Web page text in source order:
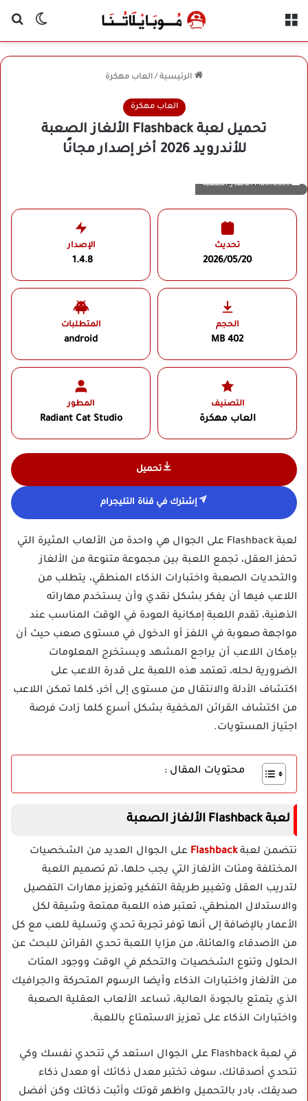
الوضع
الرئيسية / العاب مهكرة
العاب مهكرة
تحميل لعبة Flashback الألغاز الصعبة
للأندرويد 2026 أخر إصدار مجانًا
Flashback الألغاز الصعبة
تحديث
2026/05/20
الإصدار
1.4.8
الحجم
402 MB
المتطلبات
android
التصنيف
العاب مهكرة
المطور
Radiant Cat Studio‏
تحميل
إشترك في قناة التليجرام
لعبة Flashback على الجوال هي واحدة من الألعاب المثيرة التي
تحفز العقل، تجمع اللعبة بين مجموعة متنوعة من الألغاز
والتحديات الصعبة واختبارات الذكاء المنطقي، يتطلب من
اللاعب فيها أن يفكر بشكل نقدي وأن يستخدم مهاراته
الذهنية، تقدم اللعبة إمكانية العودة في الوقت المناسب عند
مواجهة صعوبة في اللغز أو الدخول في مستوى صعب حيث أن
بإمكان اللاعب أن يراجع المشهد ويستخرج المعلومات
الضرورية لحله، تعتمد هذه اللعبة على قدرة اللاعب على
اكتشاف الأدلة والانتقال من مستوى إلى آخر، كلما تمكن اللاعب
من اكتشاف القرائن المخفية بشكل أسرع كلما زادت فرصة
اجتياز المستويات.
محتويات المقال :
لعبة Flashback الألغاز الصعبة
تتضمن لعبةFlashback على الجوال العديد من الشخصيات
المختلفة ومئات الألغاز التي يجب حلها، تم تصميم اللعبة
لتدريب العقل وتغيير طريقة التفكير وتعزيز مهارات التفصيل
والاستدلال المنطقي، تعتبر هذه اللعبة ممتعة وشيقة لكل
الأعمار بالإضافة إلى أنها توفر تجربة تحدي وتسلية للعب مع كل
من الأصدقاء والعائلة، من مزايا اللعبة تحدي القرائن للبحث عن
الحلول وتنوع الشخصيات والتحكم في الوقت ووجود المئات
من الألغاز واختبارات الذكاء وأيضا الرسوم المتحركة والجرافيك
الذي يتمتع بالجودة العالية، تساعد الألعاب العقلية الصعبة
واختبارات الذكاء على تعزيز الاستمتاع باللعبة.
في لعبة Flashback على الجوال استعد كي تتحدي نفسك وكي
تتحدي أصدقائك، سوف تختبر معدل ذكائك أو معدل ذكاء
صديقك، بادر بالتحميل واظهر قوتك وأثبت ذكائك وكن أفضل